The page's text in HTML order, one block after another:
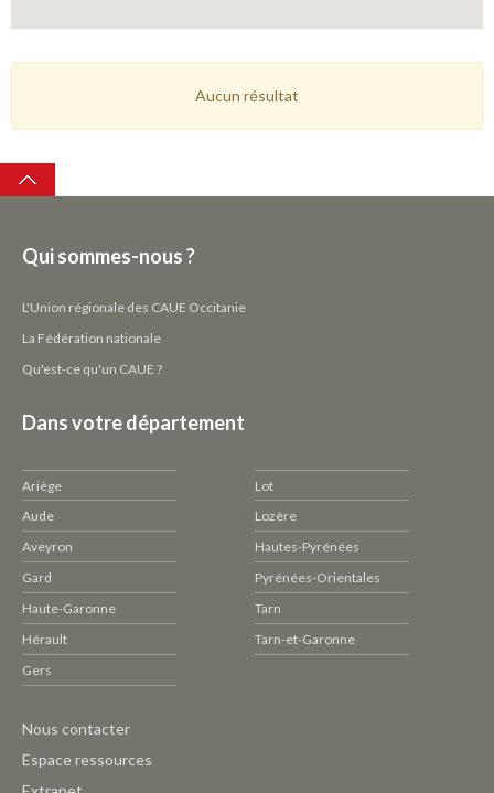
Aucun résultat
Top
Qui sommes-nous ?
L'Union régionale des CAUE Occitanie
La Fédération nationale
Qu'est-ce qu'un CAUE ?
Dans votre département
Ariège
Aude
Aveyron
Gard
Haute-Garonne
Hérault
Gers
Lot
Lozère
Hautes-Pyrénées
Pyrénées-Orientales
Tarn
Tarn-et-Garonne
Pied
de
page
Nous contacter
Espace ressources